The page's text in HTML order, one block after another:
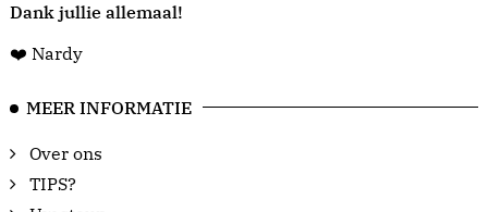
Dank jullie allemaal!
❤️ Nardy
MEER INFORMATIE
Over ons
TIPS?